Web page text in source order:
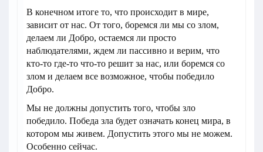
В конечном итоге то, что происходит в мире,
зависит от нас. От того, боремся ли мы со злом,
делаем ли Добро, остаемся ли просто
наблюдателями, ждем ли пассивно и верим, что
кто-то где-то что-то решит за нас, или боремся со
злом и делаем все возможное, чтобы победило
Добро.
Мы не должны допустить того, чтобы зло
победило. Победа зла будет означать конец мира, в
котором мы живем. Допустить этого мы не можем.
Особенно сейчас.